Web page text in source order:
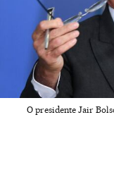
O presidente Jair